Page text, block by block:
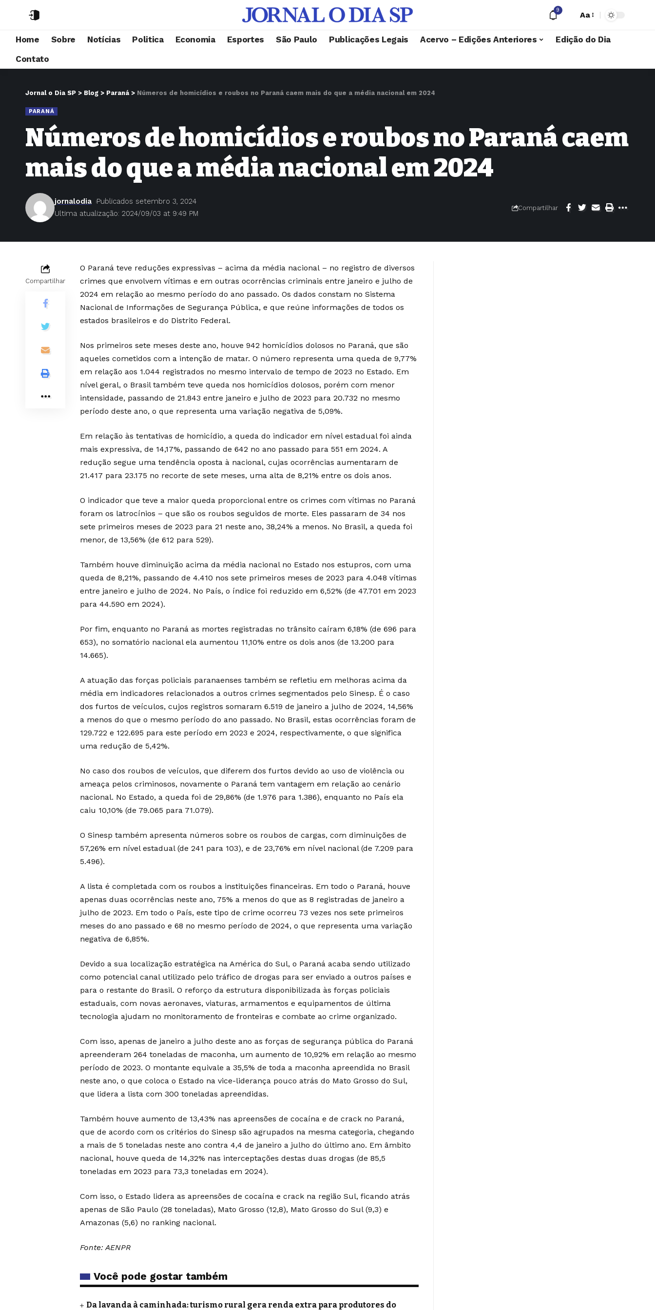
9
Aa
Home Sobre Notícias Politica Economia Esportes São Paulo Publicações Legais Acervo – Edições Anteriores
Edição do Dia
Contato
Jornal o Dia SP > Blog > Paraná > Números de homicídios e roubos no Paraná caem mais do que a média nacional em 2024
PARANÁ
Números de homicídios e roubos no Paraná caem
mais do que a média nacional em 2024
Ultima atualização: 2024/09/03 at 9:49 PM
jornalodia Publicados setembro 3, 2024
Compartilhar
Compartilhar
O Paraná teve reduções expressivas – acima da média nacional – no registro de diversos
crimes que envolvem vítimas e em outras ocorrências criminais entre janeiro e julho de
2024 em relação ao mesmo período do ano passado. Os dados constam no Sistema
Nacional de Informações de Segurança Pública, e que reúne informações de todos os
estados brasileiros e do Distrito Federal.
Nos primeiros sete meses deste ano, houve 942 homicídios dolosos no Paraná, que são
aqueles cometidos com a intenção de matar. O número representa uma queda de 9,77%
em relação aos 1.044 registrados no mesmo intervalo de tempo de 2023 no Estado. Em
nível geral, o Brasil também teve queda nos homicídios dolosos, porém com menor
intensidade, passando de 21.843 entre janeiro e julho de 2023 para 20.732 no mesmo
período deste ano, o que representa uma variação negativa de 5,09%.
Em relação às tentativas de homicídio, a queda do indicador em nível estadual foi ainda
mais expressiva, de 14,17%, passando de 642 no ano passado para 551 em 2024. A
redução segue uma tendência oposta à nacional, cujas ocorrências aumentaram de
21.417 para 23.175 no recorte de sete meses, uma alta de 8,21% entre os dois anos.
O indicador que teve a maior queda proporcional entre os crimes com vítimas no Paraná
foram os latrocínios – que são os roubos seguidos de morte. Eles passaram de 34 nos
sete primeiros meses de 2023 para 21 neste ano, 38,24% a menos. No Brasil, a queda foi
menor, de 13,56% (de 612 para 529).
Também houve diminuição acima da média nacional no Estado nos estupros, com uma
queda de 8,21%, passando de 4.410 nos sete primeiros meses de 2023 para 4.048 vítimas
entre janeiro e julho de 2024. No País, o índice foi reduzido em 6,52% (de 47.701 em 2023
para 44.590 em 2024).
Por fim, enquanto no Paraná as mortes registradas no trânsito caíram 6,18% (de 696 para
653), no somatório nacional ela aumentou 11,10% entre os dois anos (de 13.200 para
14.665).
A atuação das forças policiais paranaenses também se refletiu em melhoras acima da
média em indicadores relacionados a outros crimes segmentados pelo Sinesp. É o caso
dos furtos de veículos, cujos registros somaram 6.519 de janeiro a julho de 2024, 14,56%
a menos do que o mesmo período do ano passado. No Brasil, estas ocorrências foram de
129.722 e 122.695 para este período em 2023 e 2024, respectivamente, o que significa
uma redução de 5,42%.
No caso dos roubos de veículos, que diferem dos furtos devido ao uso de violência ou
ameaça pelos criminosos, novamente o Paraná tem vantagem em relação ao cenário
nacional. No Estado, a queda foi de 29,86% (de 1.976 para 1.386), enquanto no País ela
caiu 10,10% (de 79.065 para 71.079).
O Sinesp também apresenta números sobre os roubos de cargas, com diminuições de
57,26% em nível estadual (de 241 para 103), e de 23,76% em nível nacional (de 7.209 para
5.496).
A lista é completada com os roubos a instituições financeiras. Em todo o Paraná, houve
apenas duas ocorrências neste ano, 75% a menos do que as 8 registradas de janeiro a
julho de 2023. Em todo o País, este tipo de crime ocorreu 73 vezes nos sete primeiros
meses do ano passado e 68 no mesmo período de 2024, o que representa uma variação
negativa de 6,85%.
Devido a sua localização estratégica na América do Sul, o Paraná acaba sendo utilizado
como potencial canal utilizado pelo tráfico de drogas para ser enviado a outros países e
para o restante do Brasil. O reforço da estrutura disponibilizada às forças policiais
estaduais, com novas aeronaves, viaturas, armamentos e equipamentos de última
tecnologia ajudam no monitoramento de fronteiras e combate ao crime organizado.
Com isso, apenas de janeiro a julho deste ano as forças de segurança pública do Paraná
apreenderam 264 toneladas de maconha, um aumento de 10,92% em relação ao mesmo
período de 2023. O montante equivale a 35,5% de toda a maconha apreendida no Brasil
neste ano, o que coloca o Estado na vice-liderança pouco atrás do Mato Grosso do Sul,
que lidera a lista com 300 toneladas apreendidas.
Também houve aumento de 13,43% nas apreensões de cocaína e de crack no Paraná,
que de acordo com os critérios do Sinesp são agrupados na mesma categoria, chegando
a mais de 5 toneladas neste ano contra 4,4 de janeiro a julho do último ano. Em âmbito
nacional, houve queda de 14,32% nas interceptações destas duas drogas (de 85,5
toneladas em 2023 para 73,3 toneladas em 2024).
Com isso, o Estado lidera as apreensões de cocaína e crack na região Sul, ficando atrás
apenas de São Paulo (28 toneladas), Mato Grosso (12,8), Mato Grosso do Sul (9,3) e
Amazonas (5,6) no ranking nacional.
Fonte: AENPR
Você pode gostar também
Da lavanda à caminhada: turismo rural gera renda extra para produtores do